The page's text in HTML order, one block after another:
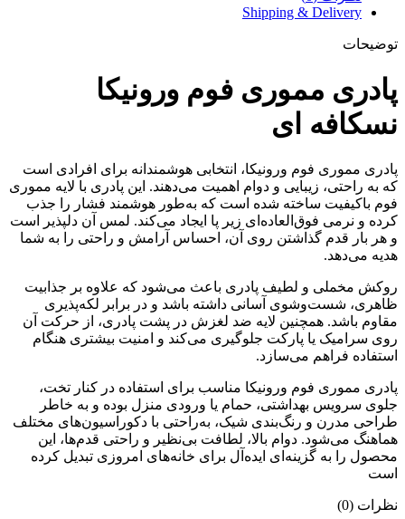
Shipping & Delivery
توضیحات
پادری مموری فوم ورونیکا
نسکافه ای
پادری مموری فوم ورونیکا، انتخابی هوشمندانه برای افرادی است
که به راحتی، زیبایی و دوام اهمیت می‌دهند. این پادری با لایه مموری
فوم باکیفیت ساخته شده است که به‌طور هوشمند فشار را جذب
کرده و نرمی فوق‌العاده‌ای زیر پا ایجاد می‌کند. لمس آن دلپذیر است
و هر بار قدم گذاشتن روی آن، احساس آرامش و راحتی را به شما
هدیه می‌دهد.
روکش مخملی و لطیف پادری باعث می‌شود که علاوه بر جذابیت
ظاهری، شست‌وشوی آسانی داشته باشد و در برابر لکه‌پذیری
مقاوم باشد. همچنین لایه ضد لغزش در پشت پادری، از حرکت آن
روی سرامیک یا پارکت جلوگیری می‌کند و امنیت بیشتری هنگام
استفاده فراهم می‌سازد.
پادری مموری فوم ورونیکا مناسب برای استفاده در کنار تخت،
جلوی سرویس بهداشتی، حمام یا ورودی منزل بوده و به خاطر
طراحی مدرن و رنگ‌بندی شیک، به‌راحتی با دکوراسیون‌های مختلف
هماهنگ می‌شود. دوام بالا، لطافت بی‌نظیر و راحتی قدم‌ها، این
محصول را به گزینه‌ای ایده‌آل برای خانه‌های امروزی تبدیل کرده
است
نظرات (0)